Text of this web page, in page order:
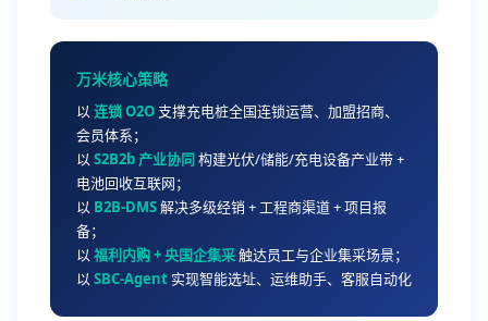
万米核心策略
以 连锁 O2O 支撑充电桩全国连锁运营、加盟招商、
会员体系；
以 S2B2b 产业协同构建光伏/储能/充电设备产业带 +
电池回收互联网；
以 B2B-DMS解决多级经销 + 工程商渠道 + 项目报
备；
以 福利内购 + 央国企集采触达员工与企业集采场景；
以 SBC-Agent 实现智能选址、运维助手、客服自动化